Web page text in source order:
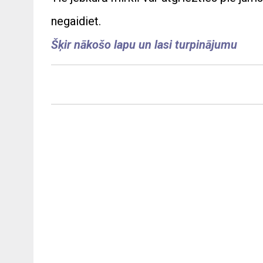
negaidiet.
Šķir nākošo lapu un lasi turpinājumu